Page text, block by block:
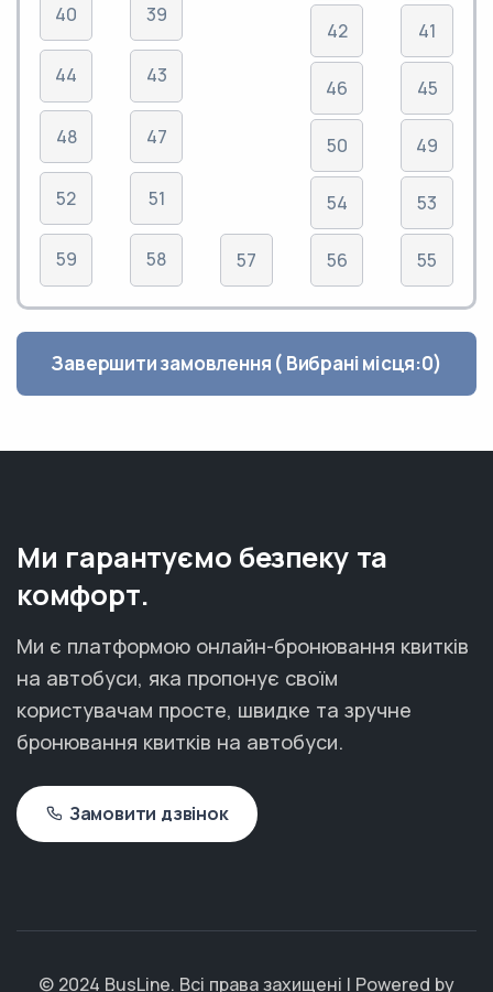
40
44
48
52
59
39
43
47
51
58 57
42
46
50
54
56
41
45
49
53
55
Завершити замовлення ( Вибрані місця:0)
Ми гарантуємо безпеку та
комфорт.
Ми є платформою онлайн-бронювання квитків
на автобуси, яка пропонує своїм
користувачам просте, швидке та зручне
бронювання квитків на автобуси.
Замовити дзвінок
© 2024 BusLine. Всі права захищені | Powered by